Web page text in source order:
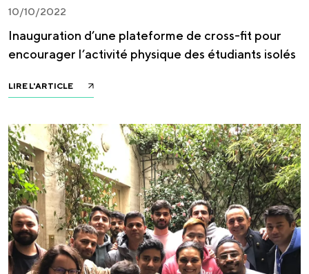
10/10/2022
Inauguration d’une plateforme de cross-fit pour
encourager l’activité physique des étudiants isolés
LIRE L'ARTICLE